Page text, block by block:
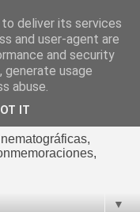
Jorge
▼
deliver its services
and user-agent are
and security
usage
abuse.
IT